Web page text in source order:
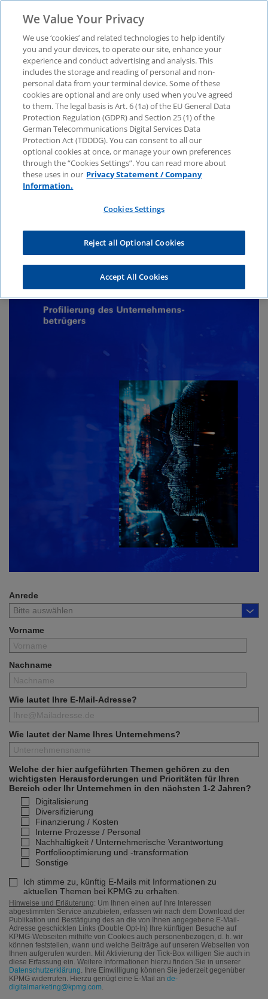
„Profiles of a Fraudster“
– Whitepaper jetzt
herunterladen
Einblicke in typische Täterprofile,
Risikobereiche und Präventionsstrategien
Anrede
Vorname
Nachname
Wie lautet Ihre E-Mail-Adresse?
Wie lautet der Name Ihres Unternehmens?
Welche der hier aufgeführten Themen gehören zu den
wichtigsten Herausforderungen und Prioritäten für Ihren
Bereich oder Ihr Unternehmen in den nächsten 1-2 Jahren?
Digitalisierung
Diversifizierung
Finanzierung / Kosten
Interne Prozesse / Personal
Nachhaltigkeit / Unternehmerische Verantwortung
Portfoliooptimierung und -transformation
Sonstige
Hinweise und Erläuterung: Um Ihnen einen auf Ihre Interessen
abgestimmten Service anzubieten, erfassen wir nach dem Download der
Publikation und Bestätigung des an die von Ihnen angegebene E-Mail-
Adresse geschickten Links (Double Opt-In) Ihre künftigen Besuche auf
KPMG-Webseiten mithilfe von Cookies auch personenbezogen, d. h. wir
können feststellen, wann und welche Beiträge auf unseren Webseiten von
Ihnen aufgerufen wurden. Mit Aktivierung der Tick-Box willigen Sie auch in
diese Erfassung ein. Weitere Informationen hierzu finden Sie in unserer
Datenschutzerklärung. Ihre Einwilligung können Sie jederzeit gegenüber
KPMG widerrufen. Hierzu genügt eine E-Mail an de-
digitalmarketing@kpmg.com.
Ich stimme zu, künftig E-Mails mit Informationen zu
aktuellen Themen bei KPMG zu erhalten.
We Value Your Privacy
We use ‘cookies’ and related technologies to help identify
you and your devices, to operate our site, enhance your
experience and conduct advertising and analysis. This
includes the storage and reading of personal and non-
personal data from your terminal device. Some of these
cookies are optional and are only used when you’ve agreed
to them. The legal basis is Art. 6 (1a) of the EU General Data
Protection Regulation (GDPR) and Section 25 (1) of the
German Telecommunications Digital Services Data
Protection Act (TDDDG). You can consent to all our
optional cookies at once, or manage your own preferences
through the “Cookies Settings”. You can read more about
these uses in our Privacy Statement / Company
Information.
Cookies Settings
Reject all Optional Cookies
Accept All Cookies